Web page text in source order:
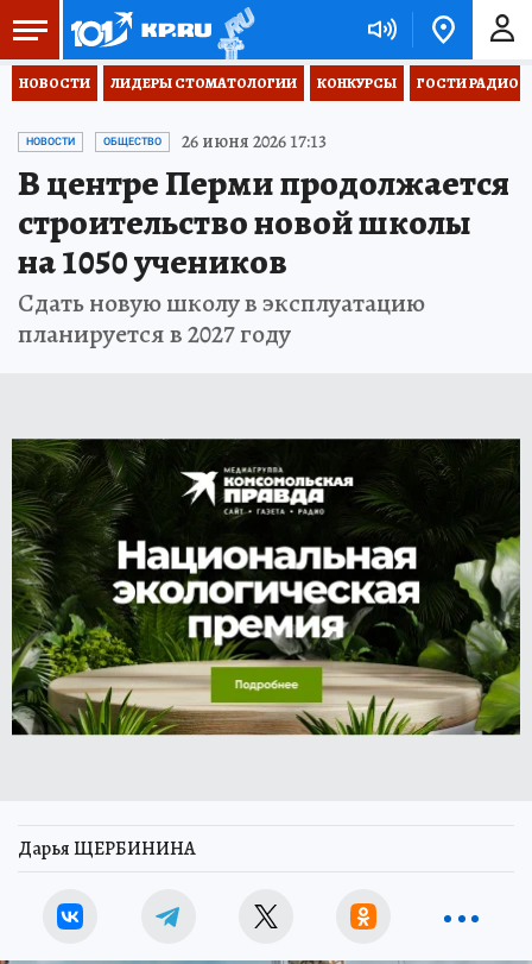
НОВОСТИ ЛИДЕРЫ СТОМАТОЛОГИИ КОНКУРСЫ ГОСТИ РАДИО
НОВОСТИ ОБЩЕСТВО 26 июня 2026 17:13
В центре Перми продолжается
строительство новой школы
на 1050 учеников
Сдать новую школу в эксплуатацию
планируется в 2027 году
Дарья ЩЕРБИНИНА